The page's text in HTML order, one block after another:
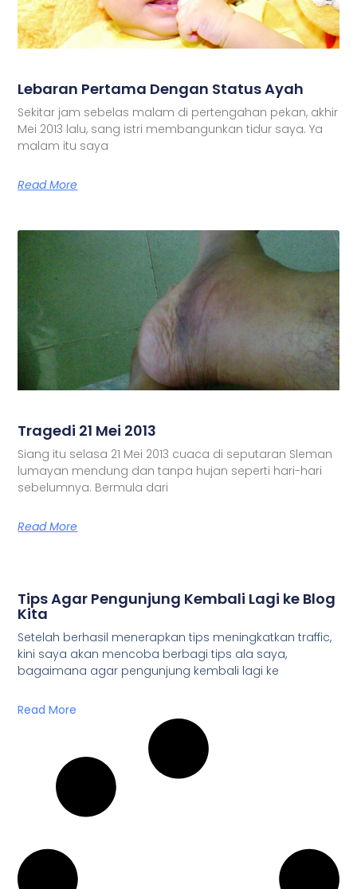
Lebaran Pertama Dengan Status Ayah
Sekitar jam sebelas malam di pertengahan pekan, akhir
Mei 2013 lalu, sang istri membangunkan tidur saya. Ya
malam itu saya
Read More
Tragedi 21 Mei 2013
Siang itu selasa 21 Mei 2013 cuaca di seputaran Sleman
lumayan mendung dan tanpa hujan seperti hari-hari
sebelumnya. Bermula dari
Read More
Tips Agar Pengunjung Kembali Lagi ke Blog
Kita
Setelah berhasil menerapkan tips meningkatkan traffic,
kini saya akan mencoba berbagi tips ala saya,
bagaimana agar pengunjung kembali lagi ke
Read More